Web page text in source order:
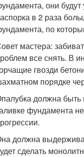
они
в 2 раза
по
мастера:
все снять. В
гвозди
порядке
должна быть
фундамента
должна
сделать